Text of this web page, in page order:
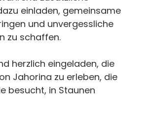
einladen, gemeinsame
und unvergessliche
zu schaffen.
herzlich eingeladen, die
Jahorina zu erleben, die
besucht, in Staunen